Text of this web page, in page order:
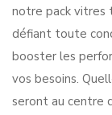
notre pack vitres
défiant toute
booster les
vos besoins.
seront au centre